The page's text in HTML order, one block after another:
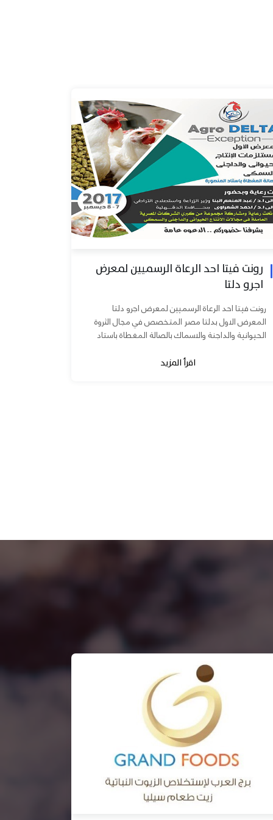
رونت فيتا احد الرعاة الرسميين لمعرض
اجرو دلتا
رونت فيتا احد الرعاة الرسميين لمعرض اجرو دلتا
المعرض الاول بدلتا مصر المتخصص في مجال الثروة
الحيوانية والداجنة والاسماك بالصالة المغطاة باستاد
اقرأ المزيد